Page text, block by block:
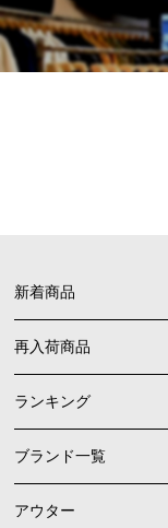
新着商品
再入荷商品
ランキング
ブランド一覧
アウター